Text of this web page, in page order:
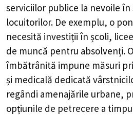
serviciilor publice la nevoile în
locuitorilor. De exemplu, o
necesită investiții în școli,
de muncă pentru absolvenți.
îmbătrânită impune măsuri
și medicală dedicată
regândi amenajările urbane,
opțiunile de petrecere a